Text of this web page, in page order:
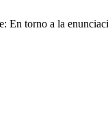
En torno a la